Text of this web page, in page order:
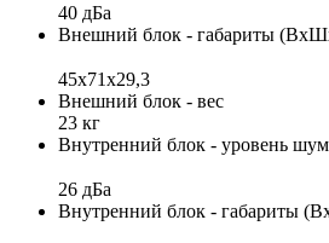
40 дБа
Внешний блок - габариты
45x71x29,3
Внешний блок - вес
23 кг
Внутренний блок - уровень
26 дБа
Внутренний блок - габариты